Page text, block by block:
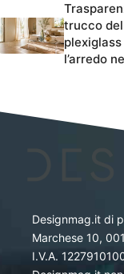
trucco
l’arredo
Designmag.it di
Marchese 10,
I.V.A.